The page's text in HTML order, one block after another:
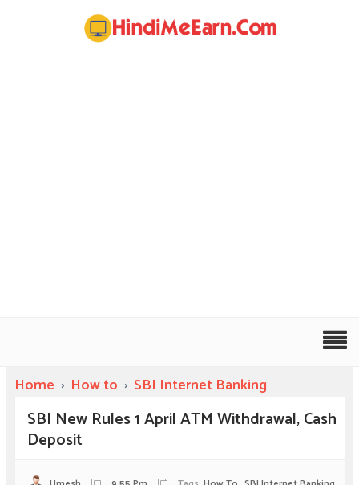
Home › How to › SBI Internet Banking
SBI New Rules 1 April ATM Withdrawal, Cash
Deposit